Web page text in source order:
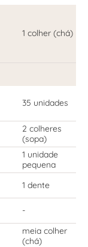
1 colher (chá)
35 unidades
2 colheres
(sopa)
1 unidade
pequena
1 dente
-
meia colher
(chá)